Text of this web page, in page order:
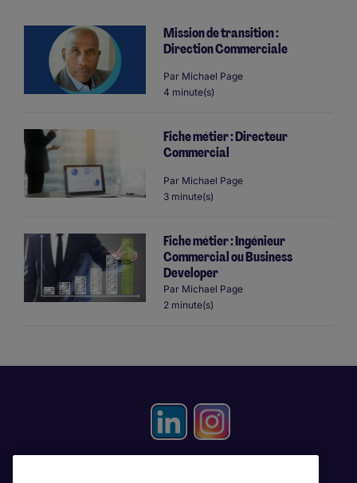
Mission de transition :
Direction Commerciale
Par Michael Page
4 minute(s)
Fiche métier : Directeur
Commercial
Par Michael Page
3 minute(s)
Fiche métier : Ingénieur
Commercial ou Business
Developer
Par Michael Page
2 minute(s)